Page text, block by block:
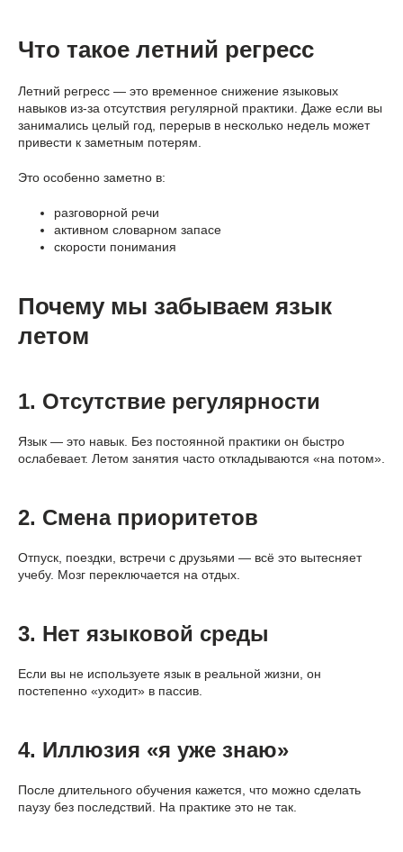
Что такое летний регресс
Летний регресс — это временное снижение языковых
навыков из-за отсутствия регулярной практики. Даже если вы
занимались целый год, перерыв в несколько недель может
привести к заметным потерям.
Это особенно заметно в:
разговорной речи
активном словарном запасе
скорости понимания
Почему мы забываем язык
летом
1. Отсутствие регулярности
Язык — это навык. Без постоянной практики он быстро
ослабевает. Летом занятия часто откладываются «на потом».
2. Смена приоритетов
Отпуск, поездки, встречи с друзьями — всё это вытесняет
учебу. Мозг переключается на отдых.
3. Нет языковой среды
Если вы не используете язык в реальной жизни, он
постепенно «уходит» в пассив.
4. Иллюзия «я уже знаю»
После длительного обучения кажется, что можно сделать
паузу без последствий. На практике это не так.